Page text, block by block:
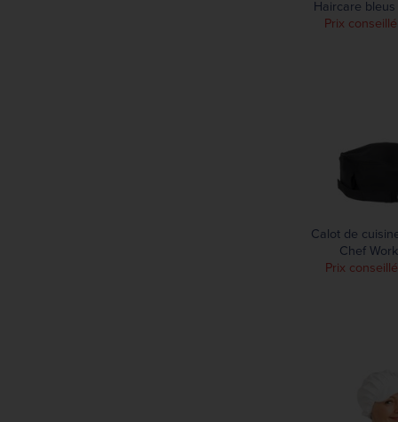
Haircare
Prix
Calot de
Chef
Prix